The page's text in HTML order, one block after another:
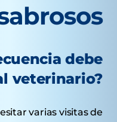
debe
veterinario?
varias visitas de